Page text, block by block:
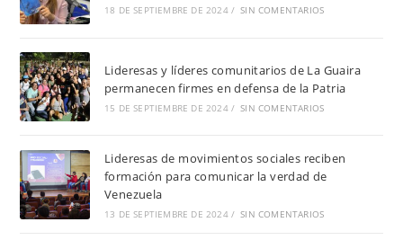
18 DE SEPTIEMBRE DE 2024 / SIN COMENTARIOS
Lideresas y líderes comunitarios de La Guaira
permanecen firmes en defensa de la Patria
15 DE SEPTIEMBRE DE 2024 / SIN COMENTARIOS
Lideresas de movimientos sociales reciben
formación para comunicar la verdad de
Venezuela
13 DE SEPTIEMBRE DE 2024 / SIN COMENTARIOS